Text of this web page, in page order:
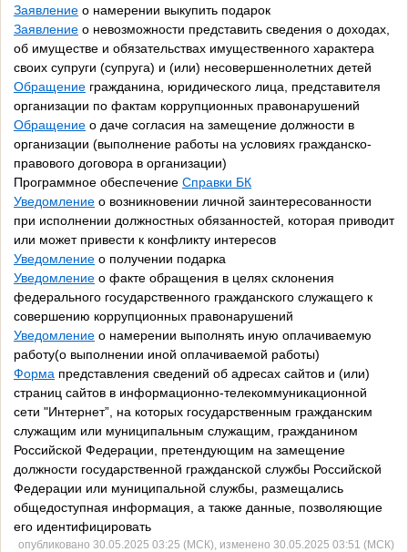
Заявление о намерении выкупить подарок
Заявление о невозможности представить сведения о доходах,
об имуществе и обязательствах имущественного характера
своих супруги (супруга) и (или) несовершеннолетних детей
Обращение гражданина, юридического лица, представителя
организации по фактам коррупционных правонарушений
Обращение о даче согласия на замещение должности в
организации (выполнение работы на условиях гражданско-
правового договора в организации)
Программное обеспечение Справки БК
Уведомление о возникновении личной заинтересованности
при исполнении должностных обязанностей, которая приводит
или может привести к конфликту интересов
Уведомление о получении подарка
Уведомление о факте обращения в целях склонения
федерального государственного гражданского служащего к
совершению коррупционных правонарушений
Уведомление о намерении выполнять иную оплачиваемую
работу(о выполнении иной оплачиваемой работы)
Форма представления сведений об адресах сайтов и (или)
страниц сайтов в информационно-телекоммуникационной
сети "Интернет”, на которых государственным гражданским
служащим или муниципальным служащим, гражданином
Российской Федерации, претендующим на замещение
должности государственной гражданской службы Российской
Федерации или муниципальной службы, размещались
общедоступная информация, а также данные, позволяющие
его идентифицировать
опубликовано 30.05.2025 03:25 (МСК), изменено 30.05.2025 03:51 (МСК)